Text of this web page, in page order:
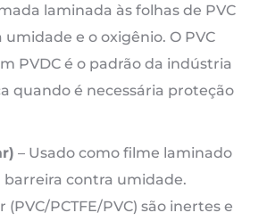
laminada às folhas de PVC
umidade e o oxigênio. O PVC
PVDC é o padrão da indústria
quando é necessária proteção
– Usado como filme laminado
barreira contra umidade.
(PVC/PCTFE/PVC) são inertes e